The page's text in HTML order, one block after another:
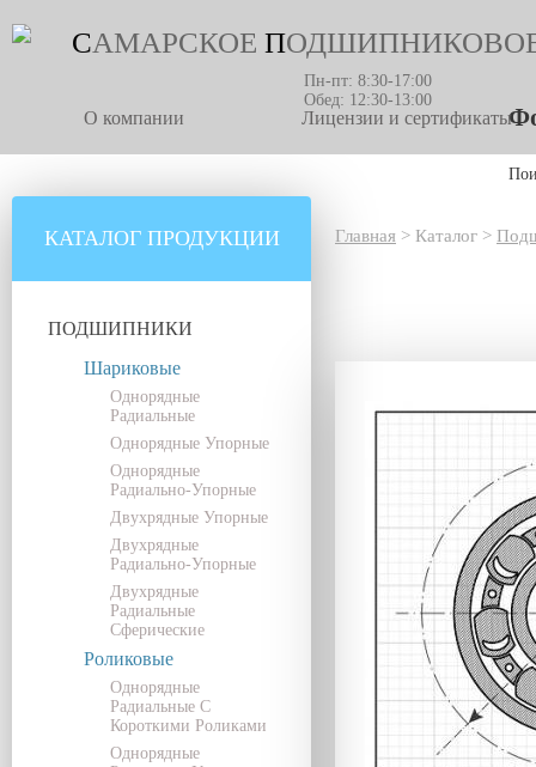
САМАРСКОЕ П
Пн-пт: 8:30-17:00
Обед: 12:30-13:00
О компании Лицензии и сертификаты
КАТАЛОГ ПРОДУКЦИИ
ПОДШИПНИКИ
Шариковые
Однорядные
Радиальные
Однорядные Упорные
Однорядные
Радиально-Упорные
Двухрядные Упорные
Двухрядные
Радиально-Упорные
Двухрядные
Радиальные
Сферические
Роликовые
Однорядные
Радиальные С
Короткими Роликами
Однорядные
Главная > Каталог >